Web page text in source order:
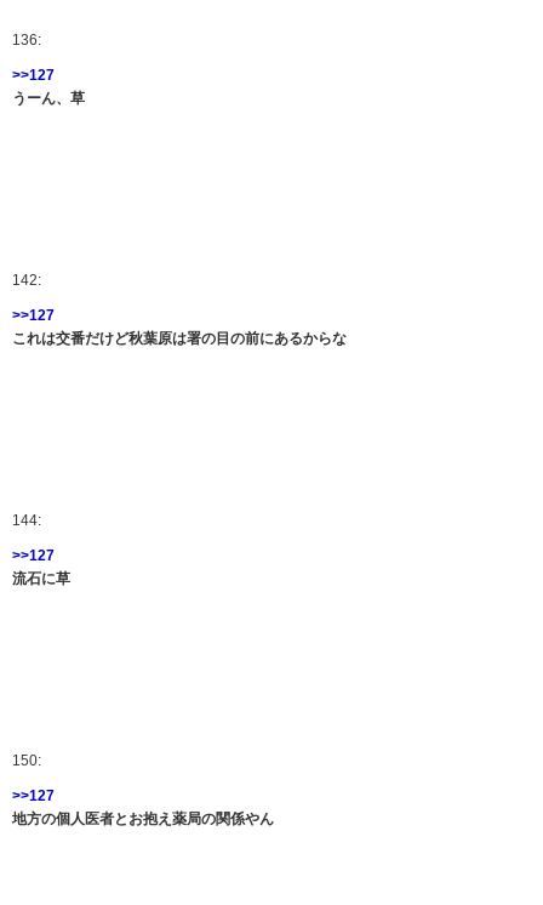
136:
>>127
うーん、草
142:
>>127
これは交番だけど秋葉原は署の目の前にあるからな
144:
>>127
流石に草
150:
>>127
地方の個人医者とお抱え薬局の関係やん